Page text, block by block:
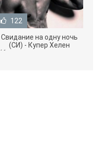
122
Свидание на одну ночь
(СИ) - Купер Хелен
(бесплатные серии книг